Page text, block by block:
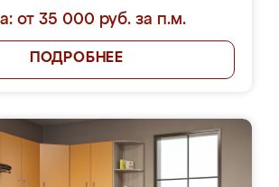
от 35 000 руб. за п.м.
ПОДРОБНЕЕ